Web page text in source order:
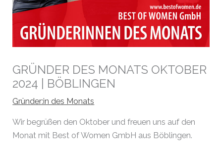
GRÜNDER DES MONATS OKTOBER
2024 | BÖBLINGEN
Gründer:in des Monats
Wir begrüßen den Oktober und freuen uns auf den
Monat mit Best of Women GmbH aus Böblingen.